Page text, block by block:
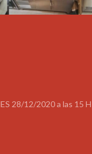
28/12/2020 a las 15